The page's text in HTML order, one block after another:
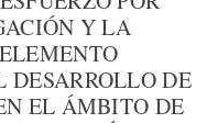
Y LA
DESARROLLO DE
EL ÁMBITO DE